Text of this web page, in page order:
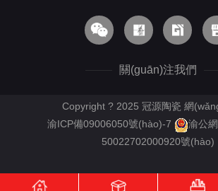
關(guān)注我們
Copyright ? 2025 冠源陶瓷 網
渝ICP備09006050號(hào)-7
渝公
50022702000920號(hào)